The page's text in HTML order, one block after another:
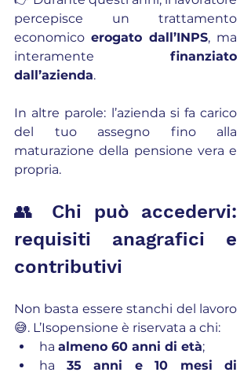
percepisce un trattamento
economico erogato dall’INPS, ma
interamente finanziato
dall’azienda.
In altre parole: l’azienda si fa carico
del tuo assegno fino alla
maturazione della pensione vera e
propria.
👥 Chi può accedervi:
requisiti anagrafici e
contributivi
Non basta essere stanchi del lavoro
😅. L’Isopensione è riservata a chi:
ha almeno 60 anni di età;
ha 35 anni e 10 mesi di